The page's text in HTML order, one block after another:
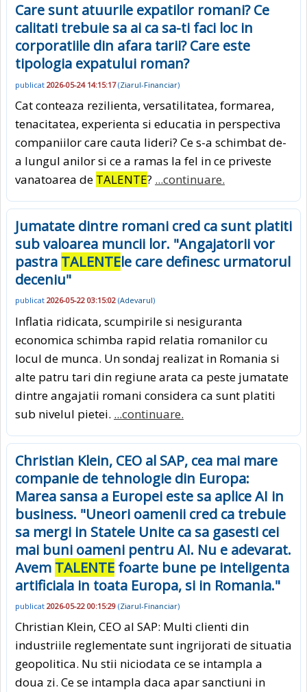
Care sunt atuurile expatilor romani? Ce
calitati trebuie sa ai ca sa-ti faci loc in
corporatiile din afara tarii? Care este
tipologia expatului roman?
publicat 2026-05-24 14:15:17(Ziarul-Financiar)
Cat conteaza rezilienta, versatilitatea, formarea,
tenacitatea, experienta si educatia in perspectiva
companiilor care cauta lideri? Ce s-a schimbat de-
a lungul anilor si ce a ramas la fel in ce priveste
vanatoarea de TALENTE? ...continuare.
Jumatate dintre romani cred ca sunt platiti
sub valoarea muncii lor. "Angajatorii vor
pastra TALENTEle care definesc urmatorul
deceniu"
publicat 2026-05-22 03:15:02 (Adevarul)
Inflatia ridicata, scumpirile si nesiguranta
economica schimba rapid relatia romanilor cu
locul de munca. Un sondaj realizat in Romania si
alte patru tari din regiune arata ca peste jumatate
dintre angajatii romani considera ca sunt platiti
sub nivelul pietei. ...continuare.
Christian Klein, CEO al SAP, cea mai mare
companie de tehnologie din Europa:
Marea sansa a Europei este sa aplice AI in
business. "Uneori oamenii cred ca trebuie
sa mergi in Statele Unite ca sa gasesti cei
mai buni oameni pentru AI. Nu e adevarat.
Avem TALENTE foarte bune pe inteligenta
artificiala in toata Europa, si in Romania."
publicat 2026-05-22 00:15:29 (Ziarul-Financiar)
Christian Klein, CEO al SAP: Multi clienti din
industriile reglementate sunt ingrijorati de situatia
geopolitica. Nu stii niciodata ce se intampla a
doua zi. Ce se intampla daca apar sanctiuni in